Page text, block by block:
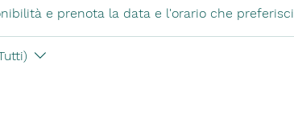
e prenota la data e l'orario che preferisci